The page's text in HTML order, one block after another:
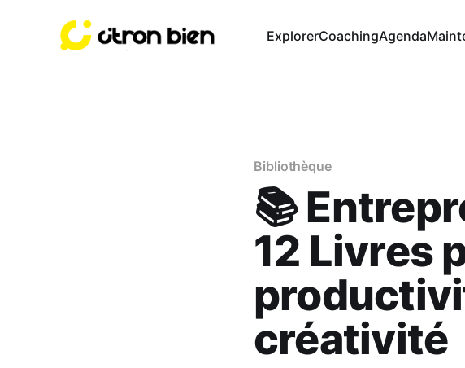
ExplorerCoachingAgenda
Bibliothèque
📚
12 Livres
créativité